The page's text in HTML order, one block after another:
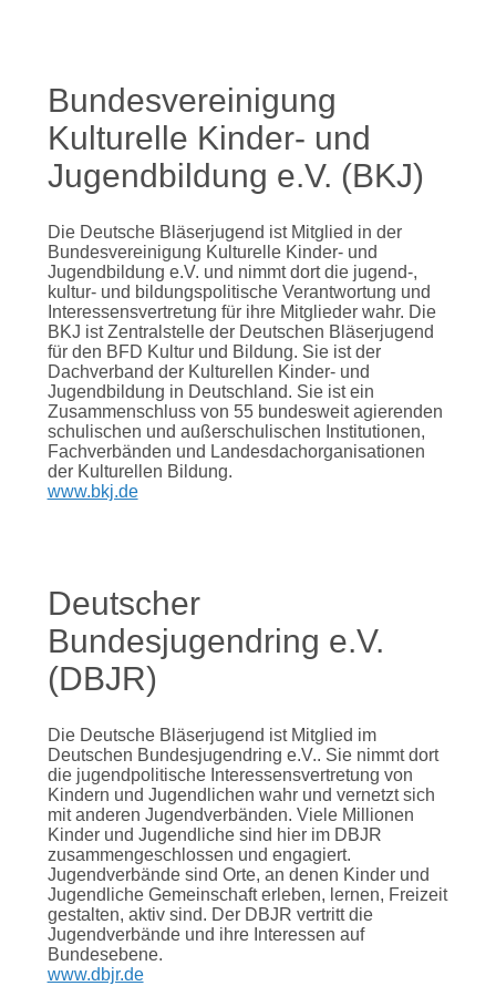
Bundesvereinigung
Kulturelle Kinder- und
Jugendbildung e.V. (BKJ)
Die Deutsche Bläserjugend ist Mitglied in der
Bundesvereinigung Kulturelle Kinder- und
Jugendbildung e.V. und nimmt dort die jugend-,
kultur- und bildungspolitische Verantwortung und
Interessensvertretung für ihre Mitglieder wahr. Die
BKJ ist Zentralstelle der Deutschen Bläserjugend
für den BFD Kultur und Bildung. Sie ist der
Dachverband der Kulturellen Kinder- und
Jugendbildung in Deutschland. Sie ist ein
Zusammenschluss von 55 bundesweit agierenden
schulischen und außerschulischen Institutionen,
Fachverbänden und Landesdach­organisationen
der Kulturellen Bildung.
www.bkj.de
Deutscher
Bundesjugendring e.V.
(DBJR)
Die Deutsche Bläserjugend ist Mitglied im
Deutschen Bundesjugendring e.V.. Sie nimmt dort
die jugendpolitische Interessensvertretung von
Kindern und Jugendlichen wahr und vernetzt sich
mit anderen Jugendverbänden. Viele Millionen
Kinder und Jugendliche sind hier im DBJR
zusammengeschlossen und engagiert.
Jugendverbände sind Orte, an denen Kinder und
Jugendliche Gemeinschaft erleben, lernen, Freizeit
gestalten, aktiv sind. Der DBJR vertritt die
Jugendverbände und ihre Interessen auf
Bundesebene.
www.dbjr.de